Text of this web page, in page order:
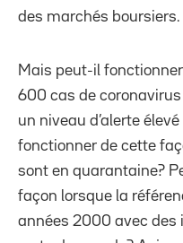
des marchés boursiers.
Mais peut-il
600 cas de
un niveau d’alerte
fonctionner de cette
sont en quarantaine?
façon lorsque la
années 2000 avec des